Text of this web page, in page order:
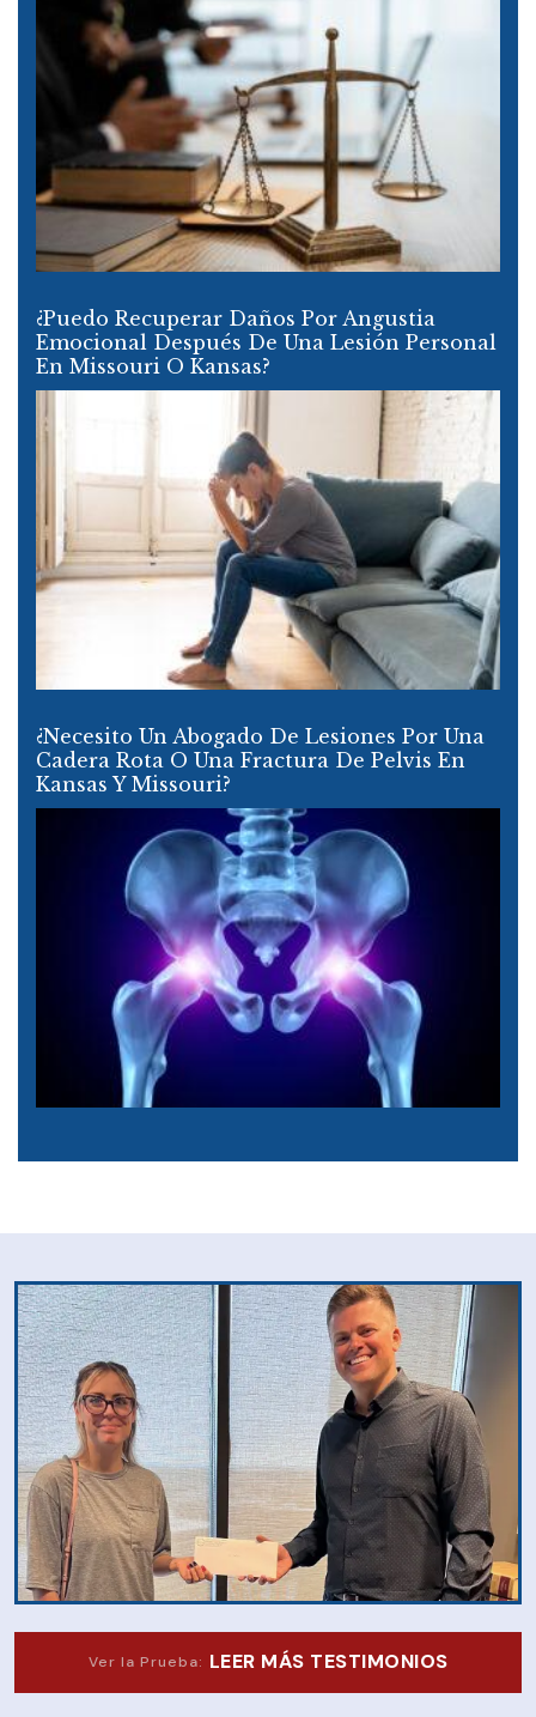
¿Puedo Recuperar Daños Por Angustia
Emocional Después De Una Lesión Personal
En Missouri O Kansas?
¿Necesito Un Abogado De Lesiones Por Una
Cadera Rota O Una Fractura De Pelvis En
Kansas Y Missouri?
Ver la Prueba: LEER MÁS TESTIMONIOS